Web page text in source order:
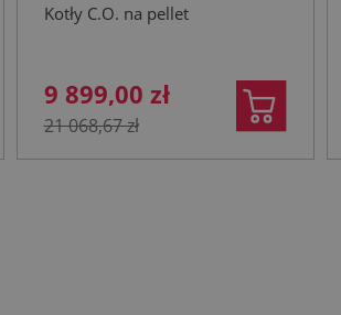
Kotły C.O. na pellet
9 899,00 zł
21 068,67 zł